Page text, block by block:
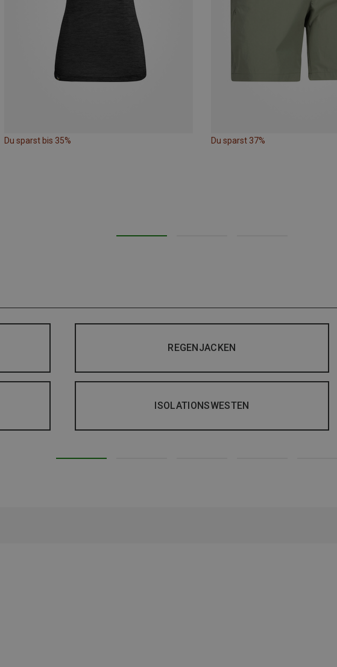
Du sparst bis 35% Du sparst 37%
REGENJACKEN
ISOLATIONSWESTEN